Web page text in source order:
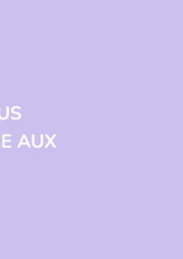
AUX